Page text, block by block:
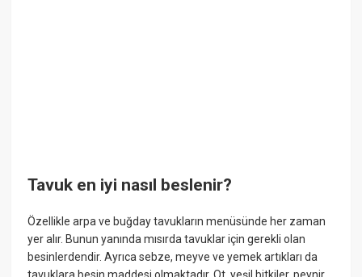
Tavuk en iyi nasıl beslenir?
Özellikle arpa ve buğday tavukların menüsünde her zaman
yer alır. Bunun yanında mısırda tavuklar için gerekli olan
besinlerdendir. Ayrıca sebze, meyve ve yemek artıkları da